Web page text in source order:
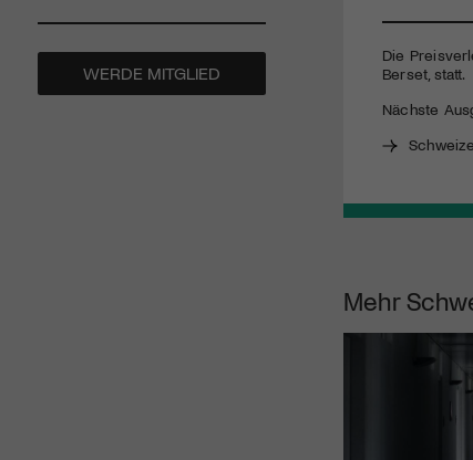
WERDE MITGLIED
Die
Berset, statt.
Nächste
Mehr